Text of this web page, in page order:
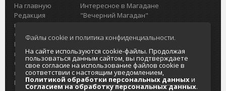
На главную
Редакция
портала
О проекте
Реклама на
портале
Отзывы и
предложения
Интернет-
Интересное в Магадане
"Вечерний Магадан"
Городская доска объявлений
Главный туристический портал
Колымы
Политика в отношении обработки
персональных данных
Согласие на обработку персональных
Файлы cookie и политика конфиденциальности.
На сайте используются cookie-файлы. Продолжая
пользоваться данным сайтом, вы подтверждаете
свое согласие на использование файлов cookie в
соответствии с настоящим уведомлением,
Политикой обработки персональных данныхи
Согласием на обработку персональных данных.